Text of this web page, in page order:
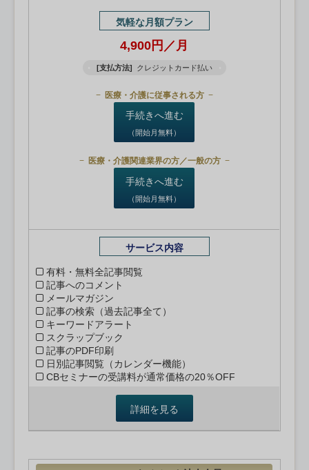
気軽な月額プラン
4,900円／月
[支払方法] クレジットカード払い
医療・介護に従事される方
手続きへ進む
（開始月無料）
医療・介護関連業界の方／一般の方
手続きへ進む
（開始月無料）
サービス内容
有料・無料全記事閲覧
記事へのコメント
メールマガジン
記事の検索（過去記事全て）
キーワードアラート
スクラップブック
記事のPDF印刷
日別記事閲覧（カレンダー機能）
CBセミナーの受講料が通常価格の20％OFF
詳細を見る